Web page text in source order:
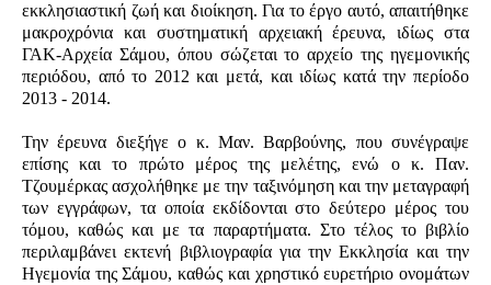
εκκλησιαστική ζωή και διοίκηση. Για το έργο αυτό, απαιτήθηκε
μακροχρόνια και συστηματική αρχειακή έρευνα, ιδίως στα
ΓΑΚ-Αρχεία Σάμου, όπου σώζεται το αρχείο της ηγεμονικής
περιόδου, από το 2012 και μετά, και ιδίως κατά την περίοδο
2013 - 2014.
Την έρευνα διεξήγε ο κ. Μαν. Βαρβούνης, που συνέγραψε
επίσης και το πρώτο μέρος της μελέτης, ενώ ο κ. Παν.
Τζουμέρκας ασχολήθηκε με την ταξινόμηση και την μεταγραφή
των εγγράφων, τα οποία εκδίδονται στο δεύτερο μέρος του
τόμου, καθώς και με τα παραρτήματα. Στο τέλος το βιβλίο
περιλαμβάνει εκτενή βιβλιογραφία για την Εκκλησία και την
Ηγεμονία της Σάμου, καθώς και χρηστικό ευρετήριο ονομάτων